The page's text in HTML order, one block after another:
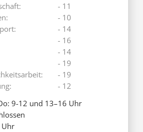
- 11
- 10
- 14
- 16
- 14
- 19
- 19
- 12
9-12 und 13–16 Uhr
Uhr